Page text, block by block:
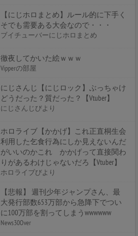
【にじホロまとめ】ルール的に下手く
そでも需要ある大会なので・・・
ブイチューバーにじホロまとめ
徹夜してかいた絵ｗｗｗ
Vipperの部屋
にじさんじ【にじロック】ぶっちゃけ
どうだった？質だった？【Vtuber】
にじさんじびより
ホロライブ【かかげ】これ正直桐生会
利用した乞食行為にしか見えないんだ
がいいのかこれ かかげって直接関わ
りがあるわけじゃないだろ【Vtuber】
ホロライブびより
【悲報】 週刊少年ジャンプさん、最
大発行部数653万部から急降下でつい
に100万部を割ってしまうwwwwww
News30Over